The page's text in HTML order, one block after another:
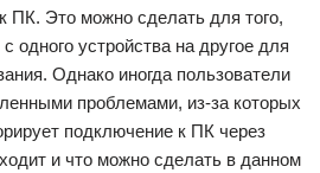
ПК. Это можно сделать для того,
одного устройства на другое для
Однако иногда пользователи
проблемами, из-за которых
подключение к ПК через
и что можно сделать в данном